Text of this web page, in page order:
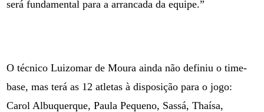
será fundamental para a arrancada da equipe.”
O técnico Luizomar de Moura ainda não definiu o time-
base, mas terá as 12 atletas à disposição para o jogo:
Carol Albuquerque, Paula Pequeno, Sassá, Thaísa,